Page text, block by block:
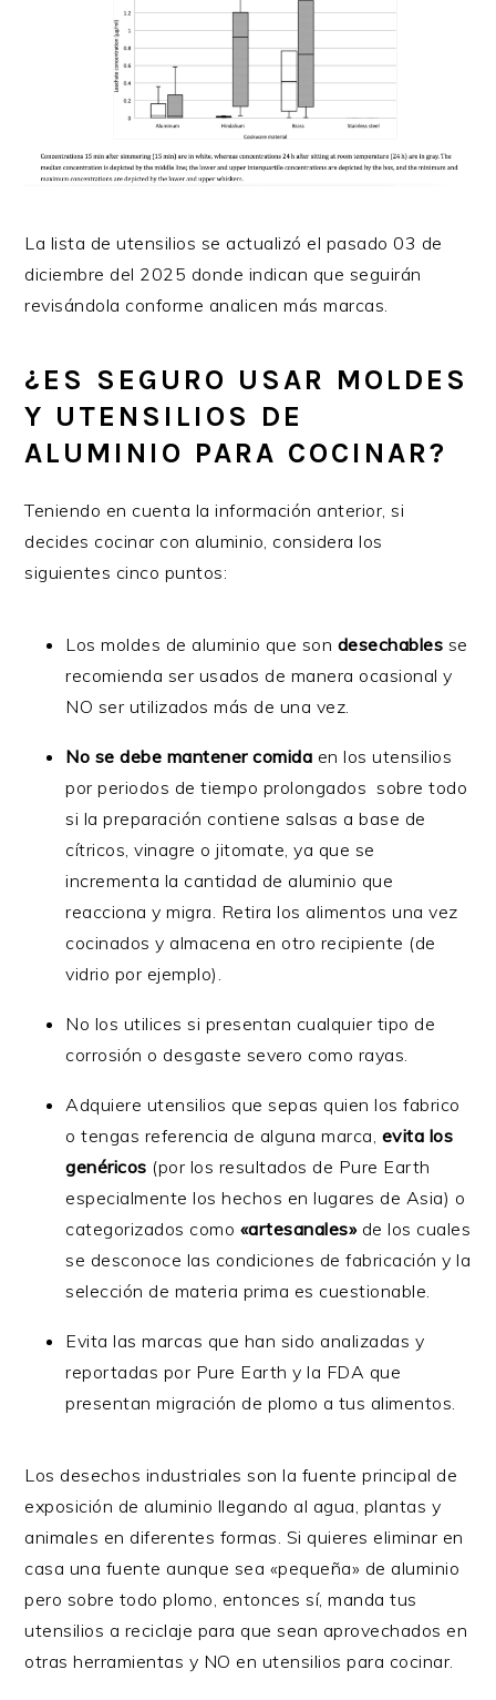
La lista de utensilios se actualizó el pasado 03 de
diciembre del 2025 donde indican que seguirán
revisándola conforme analicen más marcas.
¿ES SEGURO USAR MOLDES
Y UTENSILIOS DE
ALUMINIO PARA COCINAR?
Teniendo en cuenta la información anterior, si
decides cocinar con aluminio, considera los
siguientes cinco puntos:
Los moldes de aluminio que son desechables se
recomienda ser usados de manera ocasional y
NO ser utilizados más de una vez.
No se debe mantener comida en los utensilios
por periodos de tiempo prolongados sobre todo
si la preparación contiene salsas a base de
cítricos, vinagre o jitomate, ya que se
incrementa la cantidad de aluminio que
reacciona y migra. Retira los alimentos una vez
cocinados y almacena en otro recipiente (de
vidrio por ejemplo).
No los utilices si presentan cualquier tipo de
corrosión o desgaste severo como rayas.
Adquiere utensilios que sepas quien los fabrico
o tengas referencia de alguna marca, evita los
genéricos (por los resultados de Pure Earth
especialmente los hechos en lugares de Asia) o
categorizados como «artesanales»de los cuales
se desconoce las condiciones de fabricación y la
selección de materia prima es cuestionable.
Evita las marcas que han sido analizadas y
reportadas por Pure Earth y la FDA que
presentan migración de plomo a tus alimentos.
Los desechos industriales son la fuente principal de
exposición de aluminio llegando al agua, plantas y
animales en diferentes formas. Si quieres eliminar en
casa una fuente aunque sea «pequeña» de aluminio
pero sobre todo plomo, entonces sí, manda tus
utensilios a reciclaje para que sean aprovechados en
otras herramientas y NO en utensilios para cocinar.